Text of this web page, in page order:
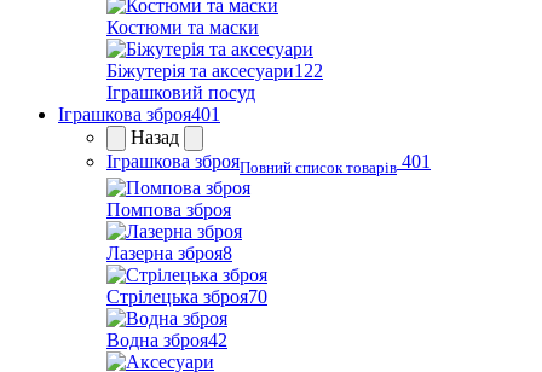
Костюми та маски
Біжутерія та аксесуари122
Іграшковий посуд
Іграшкова зброя401
Назад
Іграшкова зброяПовний список товарів 401
Помпова зброя
Лазерна зброя8
Стрілецька зброя70
Водна зброя42